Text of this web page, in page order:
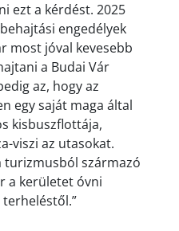
ezt a kérdést. 2025
engedélyek
most jóval kevesebb
a Budai Vár
az, hogy az
egy saját maga által
kisbuszflottája,
viszi az utasokat.
turizmusból származó
a kerületet óvni